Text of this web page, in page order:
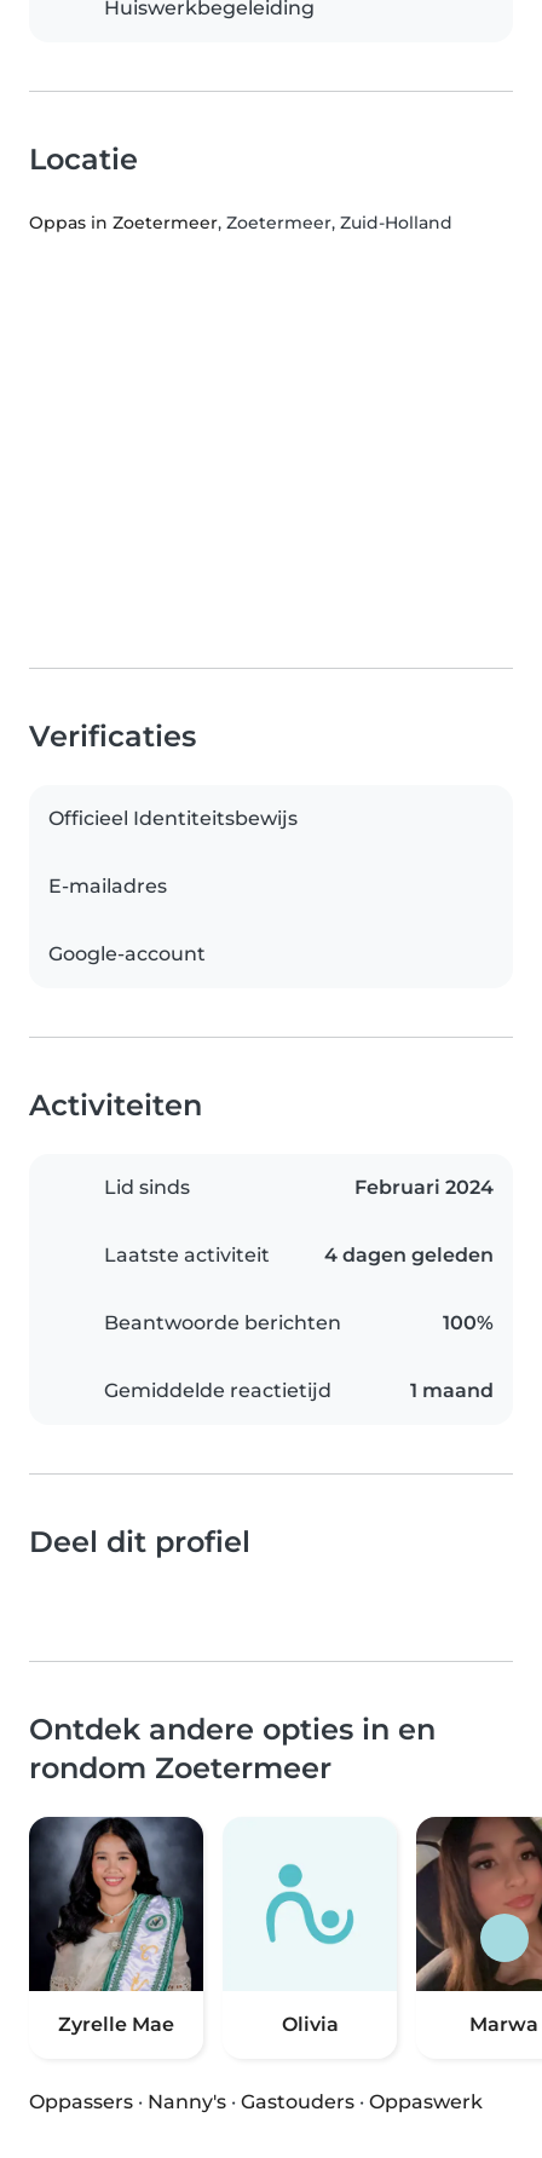
Huiswerkbegeleiding
Locatie
Oppas in Zoetermeer, Zoetermeer, Zuid-Holland
Verificaties
Officieel Identiteitsbewijs
E-mailadres
Google-account
Activiteiten
Lid sinds Februari 2024
Laatste activiteit 4 dagen geleden
Beantwoorde berichten 100%
Gemiddelde reactietijd 1 maand
Deel dit profiel
Ontdek andere opties in en
rondom Zoetermeer
Zyrelle Mae Olivia Marwa
Oppassers · Nanny's · Gastouders · Oppaswerk